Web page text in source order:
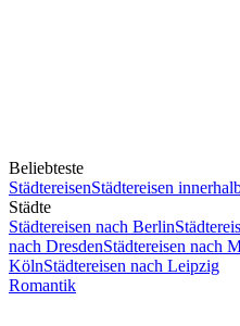
Beliebteste
StädtereisenStädtereisen
Städte
Städtereisen nach Berlin
nach DresdenStädtereisen nach
KölnStädtereisen nach Leipzig
Romantik